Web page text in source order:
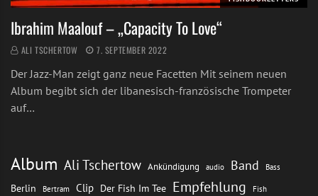
Ibrahim Maalouf – „Capacity To Love“
ALI TSCHERTOW 7. SEPTEMBER 2022
Der Jazz-Man zeigt ganz neue Facetten Mit seinem neuen
Album begibt sich der libanesisch-französische Trompeter
auf…
Album Ali Tschertow Ankündigung audio Band Bass
Berlin Bertram Clip Der Fish Im Tee Empfehlung Fish